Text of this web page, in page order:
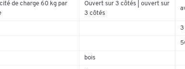
de charge 60 kg par
Ouvert sur 3 côtés | ouvert sur
3 côtés
3
bois